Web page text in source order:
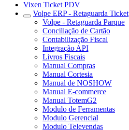
Vixen Ticket PDV
Volpe ERP - Retaguarda Ticket
Volpe - Retaguarda Parque
Conciliação de Cartão
Contabilização Fiscal
Integração API
Livros Fiscais
Manual Compras
Manual Cortesia
Manual de NOSHOW
Manual E-commerce
Manual TotemG2
Modulo de Ferramentas
Modulo Gerencial
Modulo Televendas